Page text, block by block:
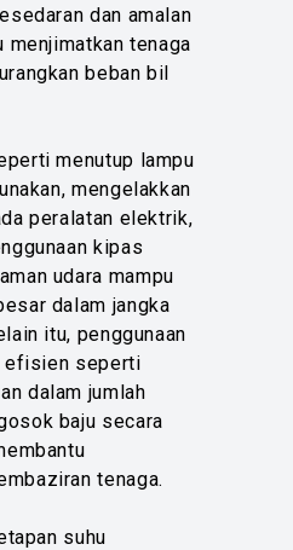
dan amalan
menjimatkan tenaga
beban bil
menutup lampu
mengelakkan
peralatan elektrik,
kipas
udara mampu
dalam jangka
itu, penggunaan
efisien seperti
dalam jumlah
baju secara
tenaga.
suhu